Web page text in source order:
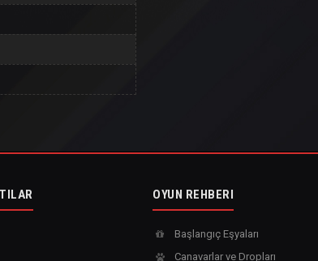
OYUN REHBERI
Başlangıç Eşyaları
Canavarlar ve Dropları